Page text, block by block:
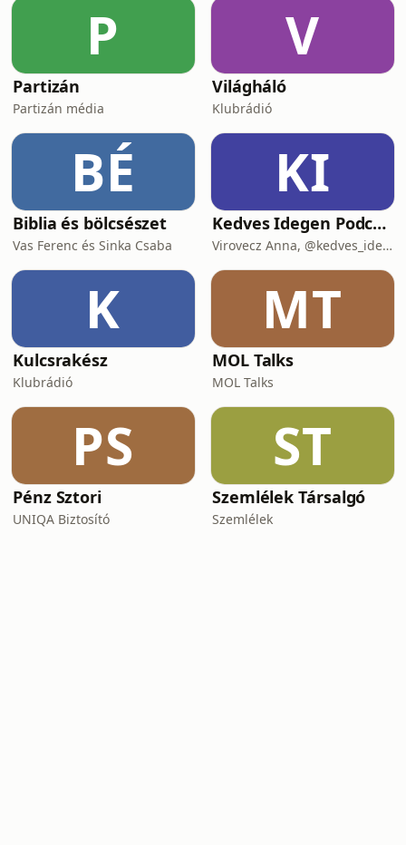
P
Partizán
Partizán média
V
Világháló
Klubrádió
BÉ
Biblia és bölcsészet
Vas Ferenc és Sinka Csaba
KI
Kedves Idegen Podcast
Virovecz Anna, @kedves_idegen és Csibra-Kaizler Tamara, újságíró
K
Kulcsrakész
Klubrádió
MT
MOL Talks
MOL Talks
PS
Pénz Sztori
UNIQA Biztosító
ST
Szemlélek Társalgó
Szemlélek